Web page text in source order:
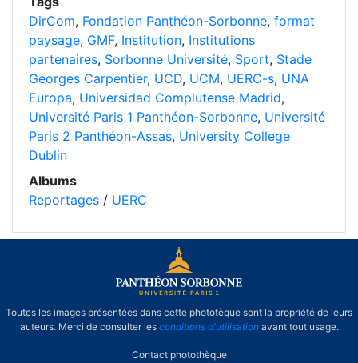
DirCom, Fondation Panthéon-Sorbonne, format
paysage, GMF, Institution, Institutions
partenaires, Sorbonne Université, Sport, Stade
Georges Carpentier, UCD, UCM, UERC-s, UNA
Europa, Universidad Complutense Madrid,
Université Paris 1 Panthéon-Sorbonne, Université
Paris 2 Panthéon-Assas, University College
Dublin
Albums
Reportages / UERC
Toutes les images présentées dans cette phototèque sont la propriété de leurs
auteurs. Merci de consulter les conditions d'utilisationavant tout usage.
Contact photothèque